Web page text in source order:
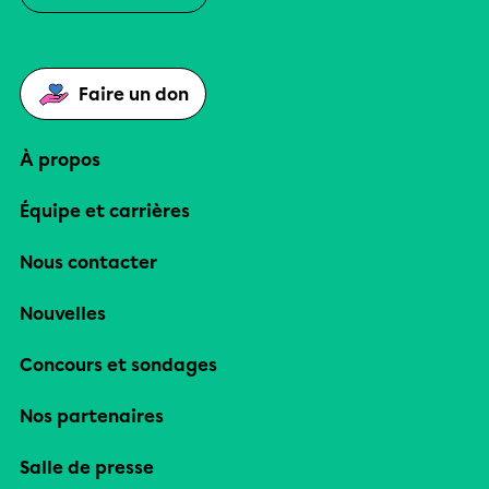
On utilise aussi ce processus pour
l’épuration des eaux usées. Mais au
Faire un don
À propos
Équipe et carrières
Nous contacter
Nouvelles
Concours et sondages
Nos partenaires
Salle de presse